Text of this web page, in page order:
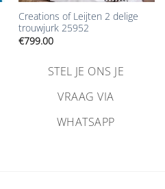
Creations of Leijten 2 delige
trouwjurk 25952
€799.00
STEL JE ONS JE
VRAAG VIA
WHATSAPP